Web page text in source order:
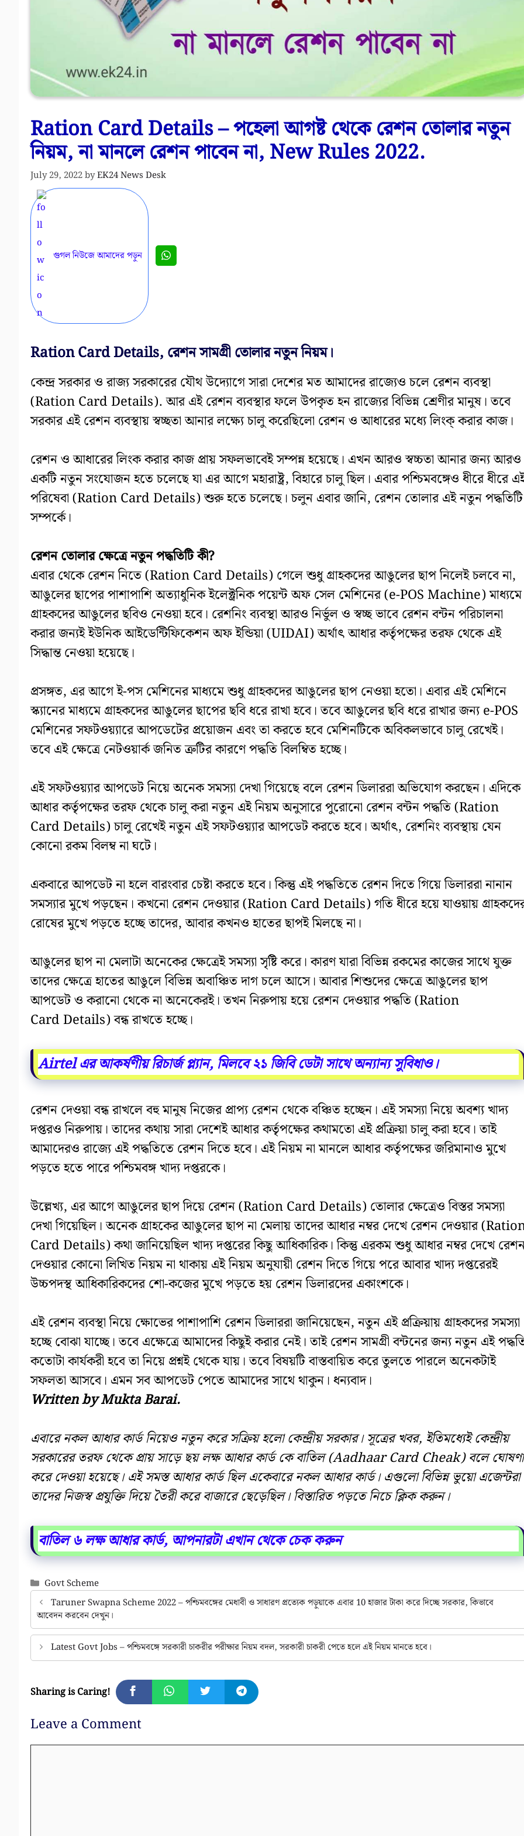
Ration Card Details – পহেলা আগষ্ট থেকে রেশন তোলার নতুন
নিয়ম, না মানলে রেশন পাবেন না, New Rules 2022.
July 29, 2022byEK24 News Desk
গুগল নিউজে আমাদের পড়ুন
Ration Card Details, রেশন সামগ্রী তোলার নতুন নিয়ম।
কেন্দ্র সরকার ও রাজ্য সরকারের যৌথ উদ্যোগে সারা দেশের মত আমাদের রাজ্যেও চলে রেশন ব্যবস্থা
(Ration Card Details). আর এই রেশন ব্যবস্থার ফলে উপকৃত হন রাজ্যের বিভিন্ন শ্রেণীর মানুষ। তবে
সরকার এই রেশন ব্যবস্থায় স্বচ্ছতা আনার লক্ষ্যে চালু করেছিলো রেশন ও আধারের মধ্যে লিংক্ করার কাজ।
রেশন ও আধারের লিংক করার কাজ প্রায় সফলভাবেই সম্পন্ন হয়েছে। এখন আরও স্বচ্চতা আনার জন্য আরও
একটি নতুন সংযোজন হতে চলেছে যা এর আগে মহারাষ্ট্র, বিহারে চালু ছিল। এবার পশ্চিমবঙ্গেও ধীরে ধীরে
পরিষেবা (Ration Card Details) শুরু হতে চলেছে। চলুন এবার জানি, রেশন তোলার এই নতুন পদ্ধতিটি
সম্পর্কে।
রেশন তোলার ক্ষেত্রে নতুন পদ্ধতিটি কী?
এবার থেকে রেশন নিতে (Ration Card Details) গেলে শুধু গ্রাহকদের আঙুলের ছাপ নিলেই চলবে না,
আঙুলের ছাপের পাশাপাশি অত্যাধুনিক ইলেক্ট্রনিক পয়েন্ট অফ সেল মেশিনের (e-POS Machine) মাধ্যমে
গ্রাহকদের আঙুলের ছবিও নেওয়া হবে। রেশনিং ব্যবস্থা আরও নির্ভুল ও স্বচ্ছ ভাবে রেশন বন্টন পরিচালনা
করার জন্যই ইউনিক আইডেন্টিফিকেশন অফ ইন্ডিয়া (UIDAI) অর্থাৎ আধার কর্তৃপক্ষের তরফ থেকে এই
সিদ্ধান্ত নেওয়া হয়েছে।
প্রসঙ্গত, এর আগে ই-পস মেশিনের মাধ্যমে শুধু গ্রাহকদের আঙুলের ছাপ নেওয়া হতো। এবার এই মেশিনে
স্ক্যানের মাধ্যমে গ্রাহকদের আঙুলের ছাপের ছবি ধরে রাখা হবে। তবে আঙুলের ছবি ধরে রাখার জন্য e-POS
মেশিনের সফটওয়্যারে আপডেটের প্রয়োজন এবং তা করতে হবে মেশিনটিকে অবিকলভাবে চালু রেখেই।
তবে এই ক্ষেত্রে নেটওয়ার্ক জনিত ত্রুটির কারণে পদ্ধতি বিলম্বিত হচ্ছে।
এই সফটওয়্যার আপডেট নিয়ে অনেক সমস্যা দেখা গিয়েছে বলে রেশন ডিলাররা অভিযোগ করছেন। এদিকে
আধার কর্তৃপক্ষের তরফ থেকে চালু করা নতুন এই নিয়ম অনুসারে পুরোনো রেশন বন্টন পদ্ধতি (Ration
Card Details) চালু রেখেই নতুন এই সফটওয়্যার আপডেট করতে হবে। অর্থাৎ, রেশনিং ব্যবস্থায় যেন
কোনো রকম বিলম্ব না ঘটে।
একবারে আপডেট না হলে বারংবার চেষ্টা করতে হবে। কিন্তু এই পদ্ধতিতে রেশন দিতে গিয়ে ডিলাররা নানান
সমস্যার মুখে পড়ছেন। কখনো রেশন দেওয়ার (Ration Card Details) গতি ধীরে হয়ে যাওয়ায়
রোষের মুখে পড়তে হচ্ছে তাদের, আবার কখনও হাতের ছাপই মিলছে না।
আঙুলের ছাপ না মেলাটা অনেকের ক্ষেত্রেই সমস্যা সৃষ্টি করে। কারণ যারা বিভিন্ন রকমের কাজের সাথে যুক্ত
তাদের ক্ষেত্রে হাতের আঙুলে বিভিন্ন অবাঞ্চিত দাগ চলে আসে। আবার শিশুদের ক্ষেত্রে আঙুলের ছাপ
আপডেট ও করানো থেকে না অনেকেরই। তখন নিরুপায় হয়ে রেশন দেওয়ার পদ্ধতি (Ration
Card Details) বন্ধ রাখতে হচ্ছে।
Airtel এর আকর্ষণীয় রিচার্জ প্ল্যান, মিলবে ২১ জিবি ডেটা সাথে অন্যান্য সুবিধাও।
রেশন দেওয়া বন্ধ রাখলে বহু মানুষ নিজের প্রাপ্য রেশন থেকে বঞ্চিত হচ্ছেন। এই সমস্যা নিয়ে অবশ্য খাদ্য
দপ্তরও নিরুপায়। তাদের কথায় সারা দেশেই আধার কর্তৃপক্ষের কথামতো এই প্রক্রিয়া চালু করা হবে। তাই
আমাদেরও রাজ্যে এই পদ্ধতিতে রেশন দিতে হবে। এই নিয়ম না মানলে আধার কর্তৃপক্ষের জরিমানাও মুখে
পড়তে হতে পারে পশ্চিমবঙ্গ খাদ্য দপ্তরকে।
উল্লেখ্য, এর আগে আঙুলের ছাপ দিয়ে রেশন (Ration Card Details) তোলার ক্ষেত্রেও বিস্তর সমস্যা
দেখা গিয়েছিল। অনেক গ্রাহকের আঙুলের ছাপ না মেলায় তাদের আধার নম্বর দেখে রেশন দেওয়ার
Card Details) কথা জানিয়েছিল খাদ্য দপ্তরের কিছু আধিকারিক। কিন্তু এরকম শুধু আধার নম্বর দেখে
দেওয়ার কোনো লিখিত নিয়ম না থাকায় এই নিয়ম অনুযায়ী রেশন দিতে গিয়ে পরে আবার খাদ্য দপ্তরেরই
উচ্চপদস্থ আধিকারিকদের শো-কজের মুখে পড়তে হয় রেশন ডিলারদের একাংশকে।
এই রেশন ব্যবস্থা নিয়ে ক্ষোভের পাশাপাশি রেশন ডিলাররা জানিয়েছেন, নতুন এই প্রক্রিয়ায় গ্রাহকদের সমস্যা
হচ্ছে বোঝা যাচ্ছে। তবে এক্ষেত্রে আমাদের কিছুই করার নেই। তাই রেশন সামগ্রী বন্টনের জন্য নতুন এই
কতোটা কার্যকরী হবে তা নিয়ে প্রশ্নই থেকে যায়। তবে বিষয়টি বাস্তবায়িত করে তুলতে পারলে অনেকটাই
সফলতা আসবে। এমন সব আপডেট পেতে আমাদের সাথে থাকুন। ধন্যবাদ।
Written by Mukta Barai.
এবারে নকল আধার কার্ড নিয়েও নতুন করে সক্রিয় হলো কেন্দ্রীয় সরকার। সূত্রের খবর, ইতিমধ্যেই কেন্দ্রীয়
সরকারের তরফ থেকে প্রায় সাড়ে ছয় লক্ষ আধার কার্ড কে বাতিল (Aadhaar Card Cheak) বলে ঘোষণা
করে দেওয়া হয়েছে। এই সমস্ত আধার কার্ড ছিল একেবারে নকল আধার কার্ড। এগুলো বিভিন্ন ভুয়ো এজেন্টরা
তাদের নিজস্ব প্রযুক্তি দিয়ে তৈরী করে বাজারে ছেড়েছিল। বিস্তারিত পড়তে নিচে ক্লিক করুন।
বাতিল ৬ লক্ষ আধার কার্ড, আপনারটা এখান থেকে চেক করুন
Categories
Govt Scheme
Taruner Swapna Scheme 2022 – পশ্চিমবঙ্গের মেধাবী ও সাধারণ প্রত্যেক পড়ুয়াকে এবার 10 হাজার টাকা করে দিচ্ছে সরকার, কিভাবে
আবেদন করবেন দেখুন।
Latest Govt Jobs – পশ্চিমবঙ্গে সরকারী চাকরীর পরীক্ষার নিয়ম বদল, সরকারী চাকরী পেতে হলে এই নিয়ম মানতে হবে।
Sharing is Caring!
Leave a Comment